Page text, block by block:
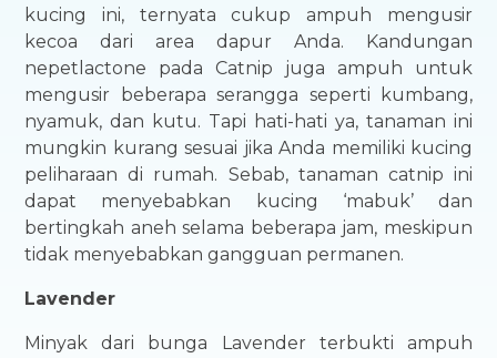
kucing ini, ternyata cukup ampuh mengusir
kecoa dari area dapur Anda. Kandungan
nepetlactone pada Catnip juga ampuh untuk
mengusir beberapa serangga seperti kumbang,
nyamuk, dan kutu. Tapi hati-hati ya, tanaman ini
mungkin kurang sesuai jika Anda memiliki kucing
peliharaan di rumah. Sebab, tanaman catnip ini
dapat menyebabkan kucing ‘mabuk’ dan
bertingkah aneh selama beberapa jam, meskipun
tidak menyebabkan gangguan permanen.
Lavender
Minyak dari bunga Lavender terbukti ampuh